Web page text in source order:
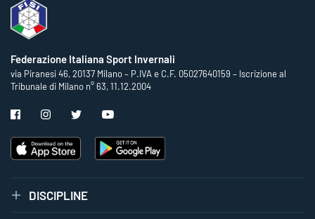
Federazione Italiana Sport Invernali
via Piranesi 46, 20137 Milano – P.IVA e C.F. 05027640159 – Iscrizione al
Tribunale di Milano n° 63, 11.12.2004
DISCIPLINE